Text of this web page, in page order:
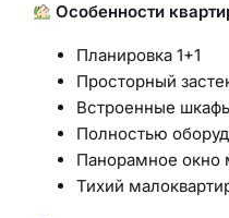
Особенности
Планировка 1+1
Просторный
Встроенные
Полностью
Панорамное окно
Тихий